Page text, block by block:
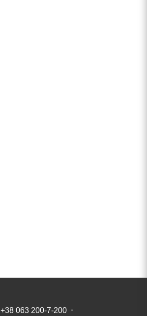
+38 063 200-7-200